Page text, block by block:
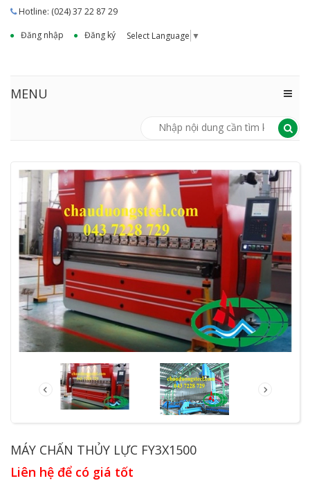
Hotline: (024) 37 22 87 29
Đăng nhập
Đăng ký Select Language ▼
MENU
MÁY CHẤN THỦY LỰC FY3X1500
Liên hệ để có giá tốt